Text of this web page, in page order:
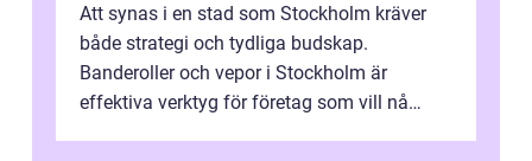
Att synas i en stad som Stockholm kräver
både strategi och tydliga budskap.
Banderoller och vepor i Stockholm är
effektiva verktyg för företag som vill nå